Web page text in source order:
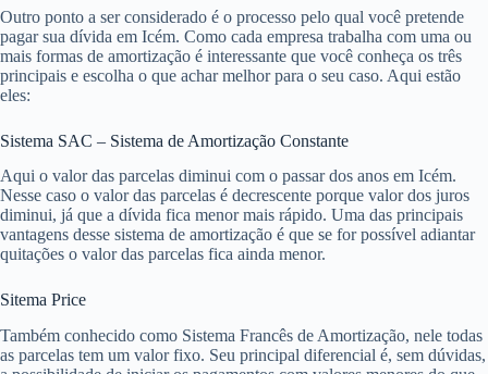
Outro ponto a ser considerado é o processo pelo qual você pretende
pagar sua dívida em Icém. Como cada empresa trabalha com uma ou
mais formas de amortização é interessante que você conheça os três
principais e escolha o que achar melhor para o seu caso. Aqui estão
eles:
Sistema SAC – Sistema de Amortização Constante
Aqui o valor das parcelas diminui com o passar dos anos em Icém.
Nesse caso o valor das parcelas é decrescente porque valor dos juros
diminui, já que a dívida fica menor mais rápido. Uma das principais
vantagens desse sistema de amortização é que se for possível adiantar
quitações o valor das parcelas fica ainda menor.
Sitema Price
Também conhecido como Sistema Francês de Amortização, nele todas
as parcelas tem um valor fixo. Seu principal diferencial é, sem dúvidas,